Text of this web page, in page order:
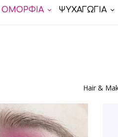
ΟΜΟΡΦΙΑ ΨΥΧΑΓΩΓΙΑ
Hair &